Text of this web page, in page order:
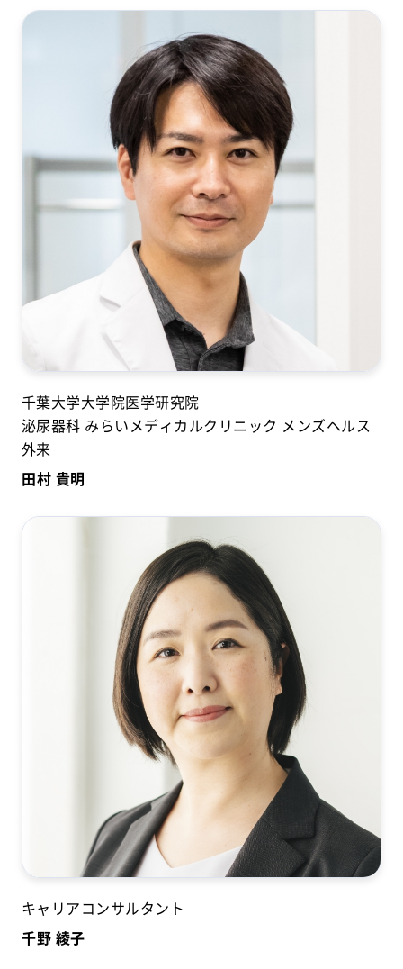
千葉大学大学院医学研究院
泌尿器科​ みらいメディカルクリニック​ メンズヘルス
外来​
田村 貴明
キャリアコンサルタント
千野 綾子